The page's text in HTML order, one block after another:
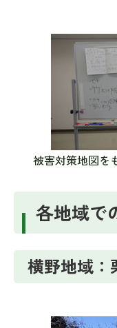
被害対策地図を
各地域で
横野地域：